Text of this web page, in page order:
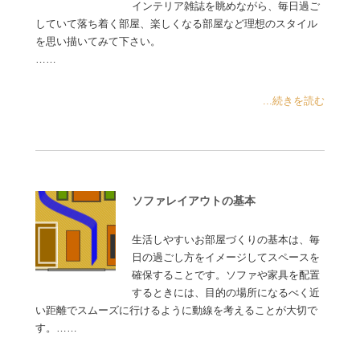
インテリア雑誌を眺めながら、毎日過ご
していて落ち着く部屋、楽しくなる部屋など理想のスタイル
を思い描いてみて下さい。
……
...続きを読む
ソファレイアウトの基本
生活しやすいお部屋づくりの基本は、毎
日の過ごし方をイメージしてスペースを
確保することです。ソファや家具を配置
するときには、目的の場所になるべく近
い距離でスムーズに行けるように動線を考えることが大切で
す。……